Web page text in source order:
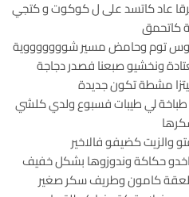
عاد كاتسد على ل كوكوت و كتجي
كاتحمق
توم وحامض مسير شوووووووية
ونخشيو صبعنا فصدر دجاجة
مشطة تكون جديدة
لي طيبات فسبوع ولدي كلشي
والزيت كضيفو فالاخير
حكاكة وندوزوها بشكل خفيف
كامون وطريف سكر صغير